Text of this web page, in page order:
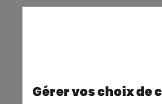
Gérer vos choix de